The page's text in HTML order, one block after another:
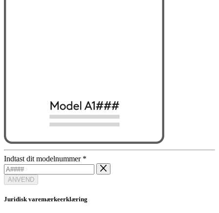
Indtast dit modelnummer *
ANVEND
Juridisk varemærkeerklæring